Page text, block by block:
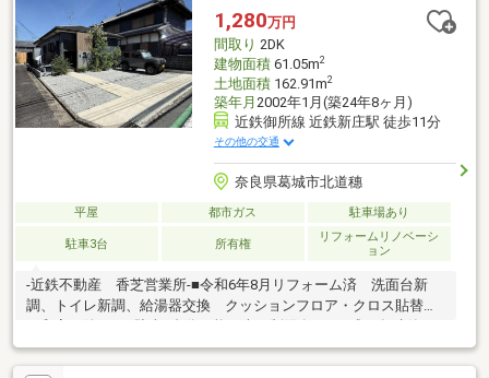
分！■オークワ葛城忍海店まで徒歩約8分！■ファミリーマート葛
城忍海店まで徒歩約8分！■近鉄御所線「御所」駅まで徒歩約7
分！
1,280万円
間取り 2DK
建物面積61.05m2
土地面積162.91m2
築年月 2002年1月(築24年8ヶ月)
近鉄御所線 近鉄新庄駅 徒歩11分
その他の交通
奈良県葛城市北道穗
平屋 都市ガス 駐車場あり
駐車3台 所有権
リフォームリノベーシ
ョン
-近鉄不動産 香芝営業所-■令和6年8月リフォーム済 洗面台新
調、トイレ新調、給湯器交換 クッションフロア・クロス貼替
木造平屋建住宅■近鉄御所線「近鉄新庄」駅まで徒歩11分■道路と
の高低差が少ない物件です■お子様と一緒に縄跳びの練習やキャ